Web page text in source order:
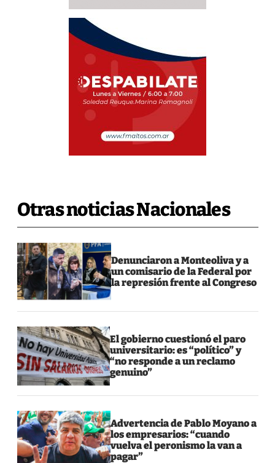
Otras noticias Nacionales
Denunciaron a Monteoliva y a
un comisario de la Federal por
la represión frente al Congreso
El gobierno cuestionó el paro
universitario: es “político” y
“no responde a un reclamo
genuino”
Advertencia de Pablo Moyano a
los empresarios: “cuando
vuelva el peronismo la van a
pagar”